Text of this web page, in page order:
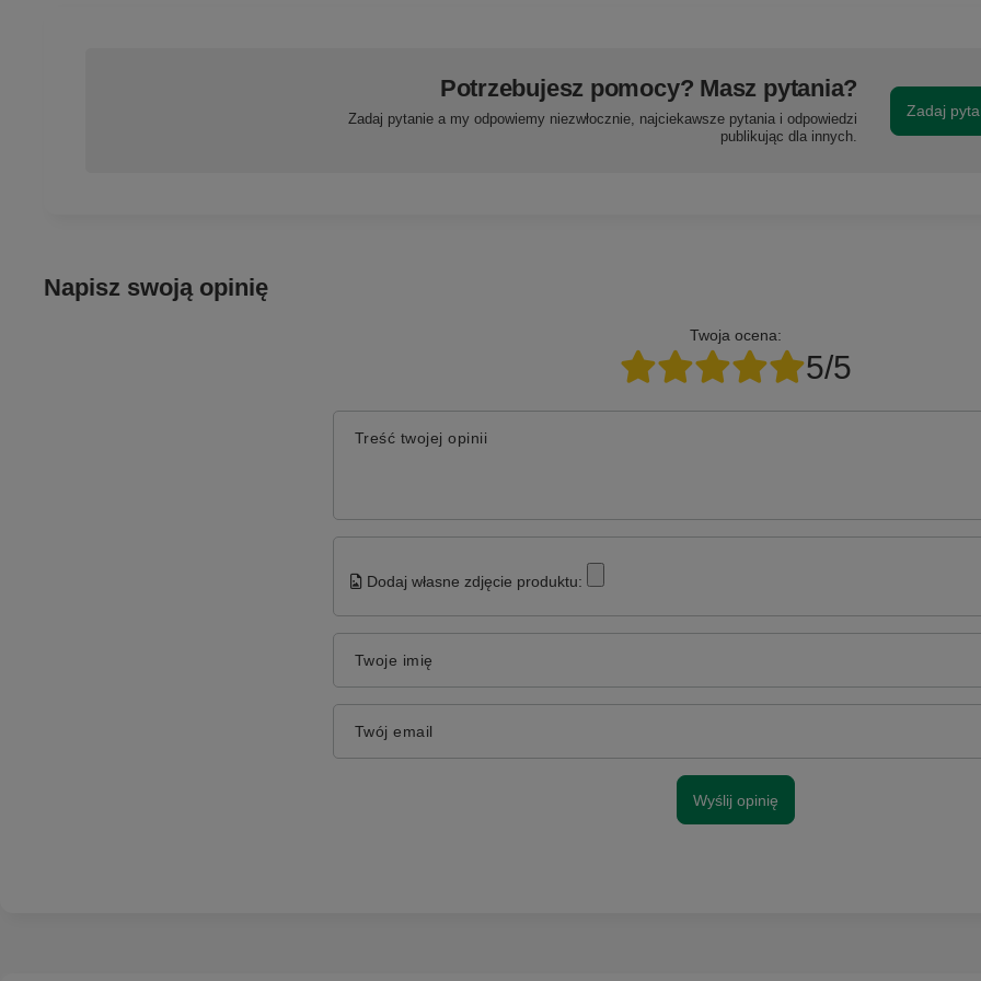
Potrzebujesz pomocy? Masz pytania?
Zadaj pytanie a my odpowiemy niezwłocznie, najciekawsze pytania i odpowiedzi
publikując dla innych.
Zadaj
Napisz swoją opinię
Twoja ocena:
5/5
Treść twojej opinii
Dodaj własne zdjęcie produktu:
Twoje imię
Twój email
Wyślij opinię